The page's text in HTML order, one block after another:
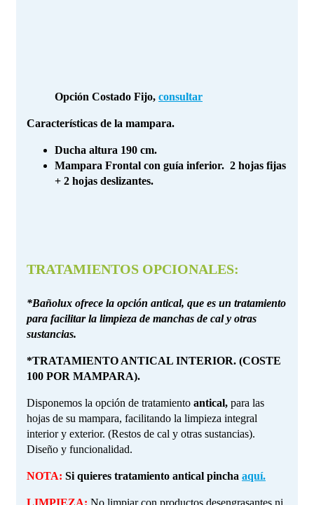
Opción Costado Fijo, consultar
Características de la mampara.
Ducha altura 190 cm.
Mampara Frontal con guía inferior. 2 hojas fijas
+ 2 hojas deslizantes.
TRATAMIENTOS OPCIONALES:
*Bañolux ofrece la opción antical, que es un tratamiento
para facilitar la limpieza de manchas de cal y otras
sustancias.
*TRATAMIENTO ANTICAL INTERIOR. (COSTE
100 POR MAMPARA).
Disponemos la opción de tratamiento antical, para las
hojas de su mampara, facilitando la limpieza integral
interior y exterior. (Restos de cal y otras sustancias).
Diseño y funcionalidad.
NOTA: Si quieres tratamiento antical pincha aquí.
LIMPIEZA: No limpiar con productos desengrasantes ni